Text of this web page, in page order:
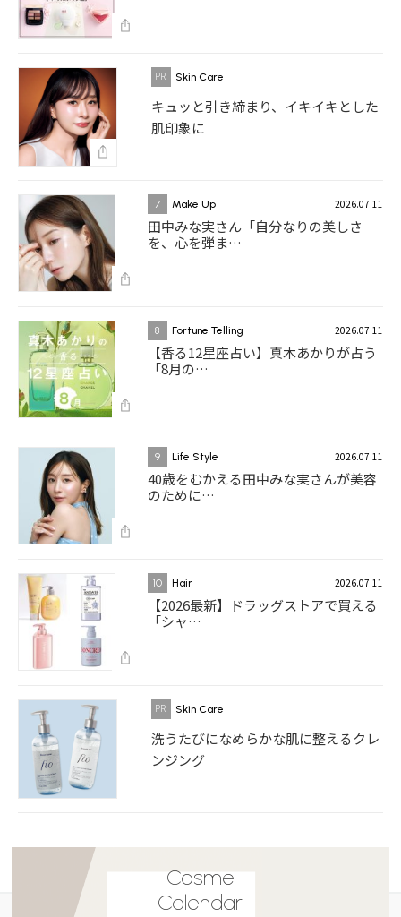
Skin Care
キュッと引き締まり、イキイキとした
肌印象に
7 Make Up 2026.07.11
田中みな実さん「自分なりの美しさ
を、心を弾ま…
8 Fortune Telling 2026.07.11
【香る12星座占い】真木あかりが占う
「8月の…
9 Life Style 2026.07.11
40歳をむかえる田中みな実さんが美容
のために…
10 Hair 2026.07.11
【2026最新】ドラッグストアで買える
「シャ…
Skin Care
洗うたびになめらかな肌に整えるクレ
ンジング
Cosme
Calendar